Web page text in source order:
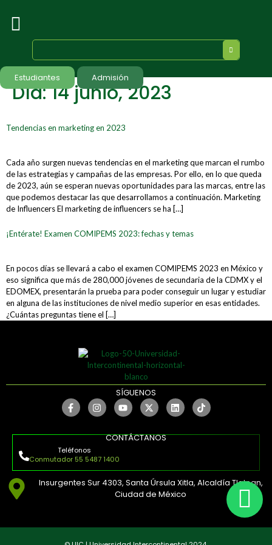
Estudiantes Admisión
Día:14 junio, 2023
Tendencias en marketing en 2023
Cada año surgen nuevas tendencias en el marketing que marcan el rumbo
de las estrategias y campañas de las empresas. Por ello, en lo que queda
de 2023, aún se esperan nuevas oportunidades para las marcas, entre las
que podemos destacar las que desarrollamos a continuación. Marketing
de Influencers El marketing de influencers se ha […]
¡Entérate! Examen COMIPEMS 2023: fechas y temas
En pocos días se llevará a cabo el examen COMIPEMS 2023 en México y
eso significa que más de 280,000 jóvenes de secundaria de la CDMX y el
EDOMEX, presentarán la prueba para poder conseguir un lugar y estudiar
en alguna de las instituciones de nivel medio superior en esas entidades.
¿Cuántas preguntas tiene el […]
SÍGUENOS
CONTÁCTANOS
Teléfonos
Conmutador 55 5487 1400
Insurgentes Sur 4303, Santa Úrsula Xitla, Alcaldía Tlalpan,
Ciudad de México